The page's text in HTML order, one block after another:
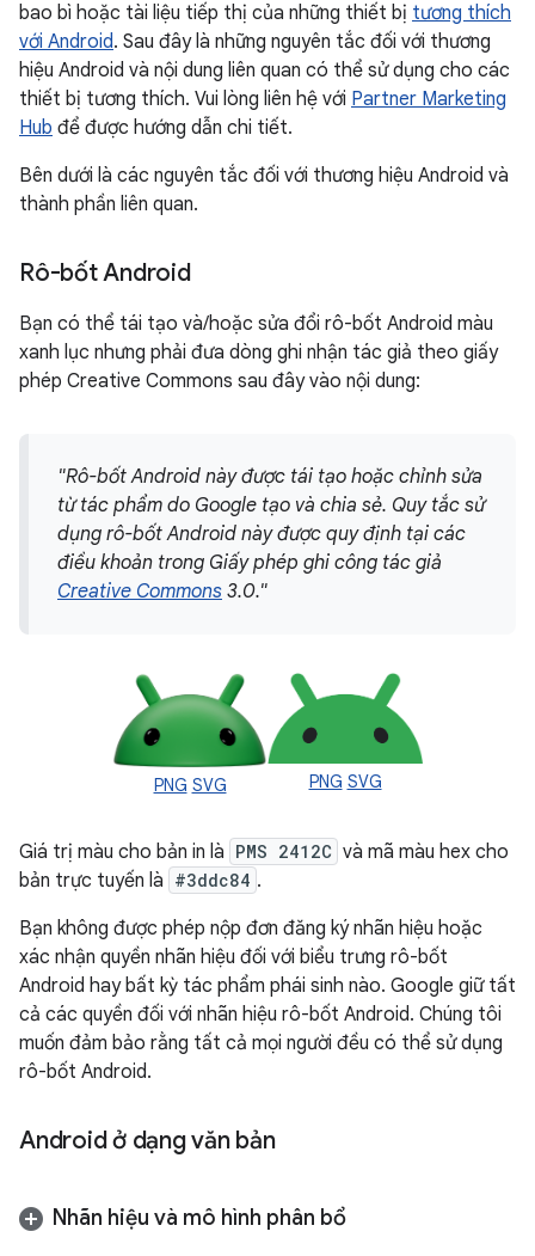
bao bì hoặc tài liệu tiếp thị của những thiết bị tương thích
với Android. Sau đây là những nguyên tắc đối với thương
hiệu Android và nội dung liên quan có thể sử dụng cho các
thiết bị tương thích. Vui lòng liên hệ với Partner Marketing
Hub để được hướng dẫn chi tiết.
Bên dưới là các nguyên tắc đối với thương hiệu Android và
thành phần liên quan.
Rô-bốt Android
Bạn có thể tái tạo và/hoặc sửa đổi rô-bốt Android màu
xanh lục nhưng phải đưa dòng ghi nhận tác giả theo giấy
phép Creative Commons sau đây vào nội dung:
"Rô-bốt Android này được tái tạo hoặc chỉnh sửa
từ tác phẩm do Google tạo và chia sẻ. Quy tắc sử
dụng rô-bốt Android này được quy định tại các
điều khoản trong Giấy phép ghi công tác giả
Creative Commons 3.0."
PNG SVG PNG SVG
Giá trị màu cho bản in là PMS 2412C và mã màu hex cho
bản trực tuyến là #3ddc84 .
Bạn không được phép nộp đơn đăng ký nhãn hiệu hoặc
xác nhận quyền nhãn hiệu đối với biểu trưng rô-bốt
Android hay bất kỳ tác phẩm phái sinh nào. Google giữ tất
cả các quyền đối với nhãn hiệu rô-bốt Android. Chúng tôi
muốn đảm bảo rằng tất cả mọi người đều có thể sử dụng
rô-bốt Android.
Android ở dạng văn bản
Nhãn hiệu và mô hình phân bổ